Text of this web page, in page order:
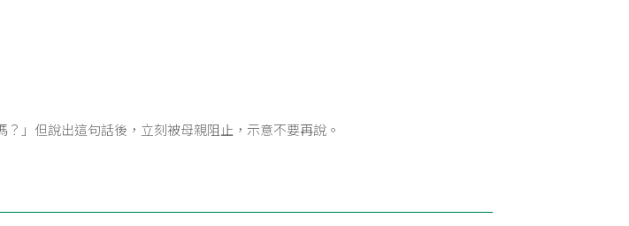
」但說出這句話後，立刻被母親阻止，示意不要再說。